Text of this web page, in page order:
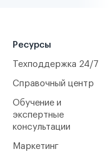
Ресурсы
Техподдержка 24/7
Справочный центр
Обучение и
экспертные
консультации
Маркетинг